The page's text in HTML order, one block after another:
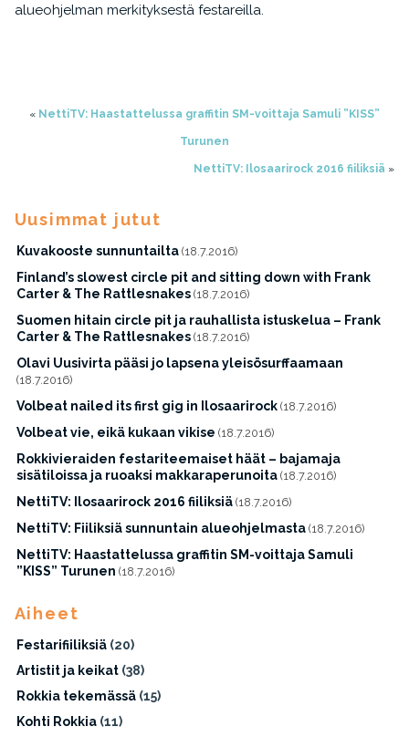
alueohjelman merkityksestä festareilla.
« NettiTV: Haastattelussa graffitin SM-voittaja Samuli ”KISS”
Turunen
NettiTV: Ilosaarirock 2016 fiiliksiä »
Uusimmat jutut
Kuvakooste sunnuntailta(18.7.2016)
Finland’s slowest circle pit and sitting down with Frank
Carter & The Rattlesnakes(18.7.2016)
Suomen hitain circle pit ja rauhallista istuskelua – Frank
Carter & The Rattlesnakes(18.7.2016)
Olavi Uusivirta pääsi jo lapsena yleisösurffaamaan
(18.7.2016)
Volbeat nailed its first gig in Ilosaarirock(18.7.2016)
Volbeat vie, eikä kukaan vikise (18.7.2016)
Rokkivieraiden festariteemaiset häät – bajamaja
sisätiloissa ja ruoaksi makkaraperunoita(18.7.2016)
NettiTV: Ilosaarirock 2016 fiiliksiä(18.7.2016)
NettiTV: Fiiliksiä sunnuntain alueohjelmasta(18.7.2016)
NettiTV: Haastattelussa graffitin SM-voittaja Samuli
”KISS” Turunen (18.7.2016)
Aiheet
Festarifiiliksiä(20)
Artistit ja keikat(38)
Rokkia tekemässä(15)
Kohti Rokkia(11)